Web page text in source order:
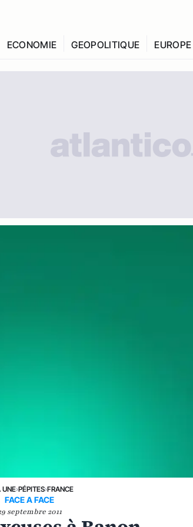
ECONOMIE GEOPOLITIQUE EUROPE
UNE›PÉPITES›FRANCE
FACE A FACE
septembre 2011